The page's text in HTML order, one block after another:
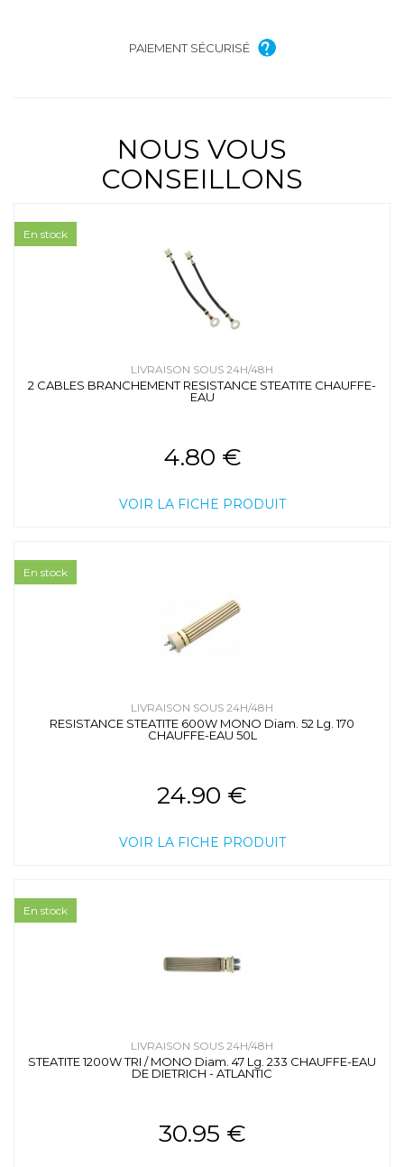
PAIEMENT SÉCURISÉ
NOUS VOUS
CONSEILLONS
LIVRAISON SOUS 24H/48H
2 CABLES BRANCHEMENT RESISTANCE STEATITE CHAUFFE-
EAU
4.80 €
VOIR LA FICHE PRODUIT
En stock
LIVRAISON SOUS 24H/48H
RESISTANCE STEATITE 600W MONO Diam. 52 Lg. 170
CHAUFFE-EAU 50L
24.90 €
VOIR LA FICHE PRODUIT
En stock
LIVRAISON SOUS 24H/48H
STEATITE 1200W TRI / MONO Diam. 47 Lg. 233 CHAUFFE-EAU
DE DIETRICH - ATLANTIC
30.95 €
En stock